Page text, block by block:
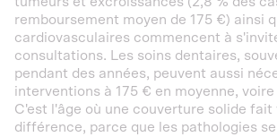
remboursement moyen de 175 €) ainsi
cardiovasculaires commencent à
consultations. Les soins dentaires,
pendant des années, peuvent aussi
interventions à 175 € en moyenne,
C'est l'âge où une couverture solide fait
différence, parce que les pathologies